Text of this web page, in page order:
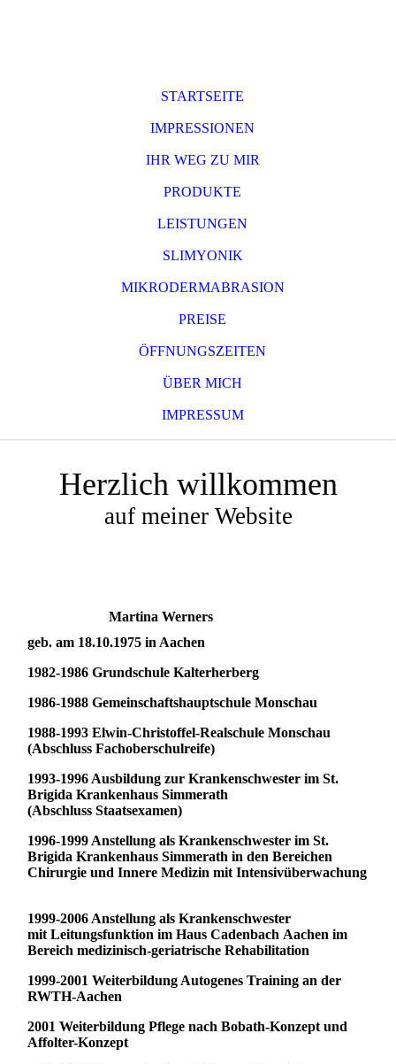
STARTSEITE
IMPRESSIONEN
IHR WEG ZU MIR
PRODUKTE
LEISTUNGEN
SLIMYONIK
MIKRODERMABRASION
PREISE
ÖFFNUNGSZEITEN
ÜBER MICH
IMPRESSUM
Herzlich willkommen
auf meiner Website
Martina Werners
geb. am 18.10.1975 in Aachen
1982-1986 Grundschule Kalterherberg
1986-1988 Gemeinschaftshauptschule Monschau
1988-1993 Elwin-Christoffel-Realschule Monschau
(Abschluss Fachoberschulreife)
1993-1996 Ausbildung zur Krankenschwester im St.
Brigida Krankenhaus Simmerath
(Abschluss Staatsexamen)
1996-1999 Anstellung als Krankenschwester im St.
Brigida Krankenhaus Simmerath in den Bereichen
Chirurgie und Innere Medizin mit Intensivüberwachung
1999-2006 Anstellung als Krankenschwester
mit Leitungsfunktion im Haus Cadenbach Aachen im
Bereich medizinisch-geriatrische Rehabilitation
1999-2001 Weiterbildung Autogenes Training an der
RWTH-Aachen
2001 Weiterbildung Pflege nachBobath-Konzept und
Affolter-Konzept